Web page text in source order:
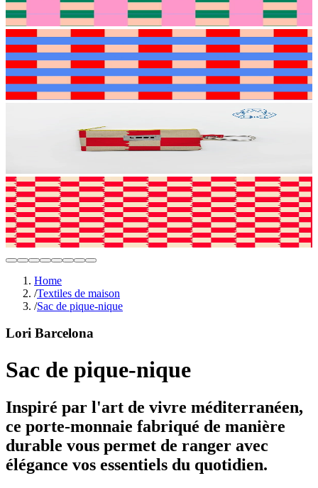
Home
/Textiles de maison
/Sac de pique-nique
Lori Barcelona
Sac de pique-nique
Inspiré par l'art de vivre méditerranéen,
ce porte-monnaie fabriqué de manière
durable vous permet de ranger avec
élégance vos essentiels du quotidien.